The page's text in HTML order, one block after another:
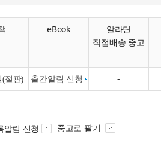
eBook
알라딘
직접배송 중고
절판) 출간알림 신청 -
알림 신청 중고로 팔기